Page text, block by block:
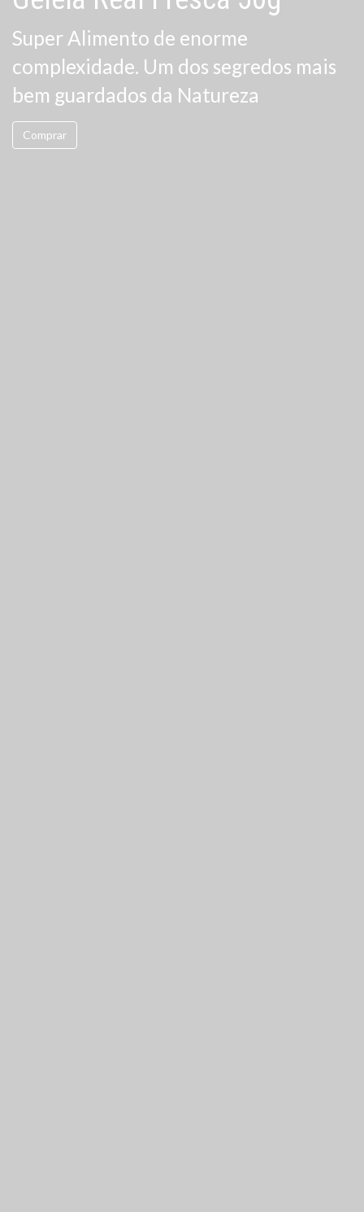
Ver mais opções
Super Alimento de enorme
complexidade. Um dos segredos mais
bem guardados da Natureza
Comprar
Super Alimento, o Pólen é considerado
um dos alimentos mais completos e
valiosos...
Ver mais opções